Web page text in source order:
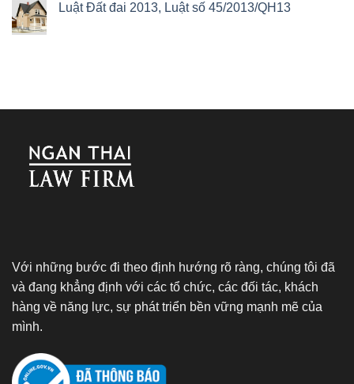
Luật Đất đai 2013, Luật số 45/2013/QH13
Với những bước đi theo định hướng rõ ràng, chúng tôi đã
và đang khẳng định với các tổ chức, các đối tác, khách
hàng về năng lực, sự phát triển bền vững mạnh mẽ của
mình.